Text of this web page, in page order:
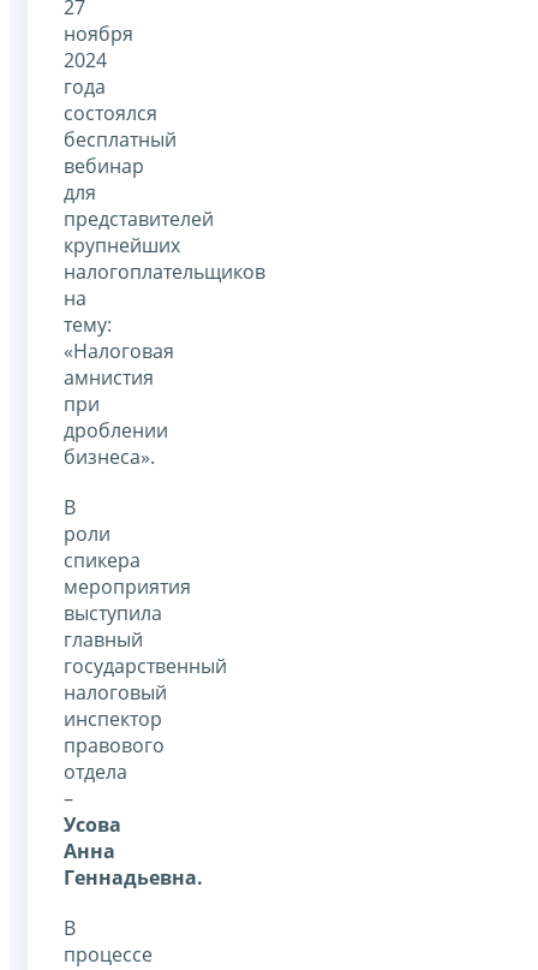
27
ноября
2024
года
состоялся
бесплатный
вебинар
для
представителей
крупнейших
налогоплательщиков
на
тему:
«Налоговая
амнистия
при
дроблении
бизнеса».
В
роли
спикера
мероприятия
выступила
главный
государственный
налоговый
инспектор
правового
отдела
–
Усова
Анна
Геннадьевна.
В
процессе